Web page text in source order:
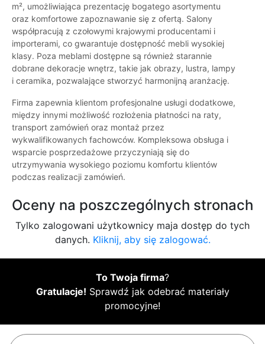
m², umożliwiająca prezentację bogatego asortymentu
oraz komfortowe zapoznawanie się z ofertą. Salony
współpracują z czołowymi krajowymi producentami i
importerami, co gwarantuje dostępność mebli wysokiej
klasy. Poza meblami dostępne są również starannie
dobrane dekoracje wnętrz, takie jak obrazy, lustra, lampy
i ceramika, pozwalające stworzyć harmonijną aranżację.
Firma zapewnia klientom profesjonalne usługi dodatkowe,
między innymi możliwość rozłożenia płatności na raty,
transport zamówień oraz montaż przez
wykwalifikowanych fachowców. Kompleksowa obsługa i
wsparcie posprzedażowe przyczyniają się do
utrzymywania wysokiego poziomu komfortu klientów
podczas realizacji zamówień.
Oceny na poszczególnych stronach
Tylko zalogowani użytkownicy maja dostęp do tych
danych. Kliknij, aby się zalogować.
To Twoja firma?
Gratulacje! Sprawdź jak odebrać materiały
promocyjne!